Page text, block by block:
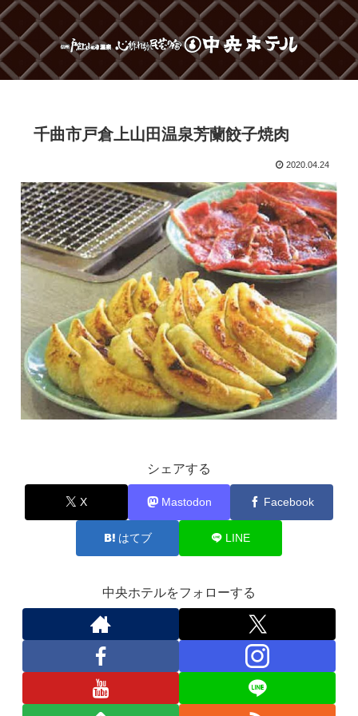
千曲市戸倉上山田温泉芳蘭餃子焼肉
2020.04.24
シェアする
X Mastodon Facebook
はてブ LINE
中央ホテルをフォローする